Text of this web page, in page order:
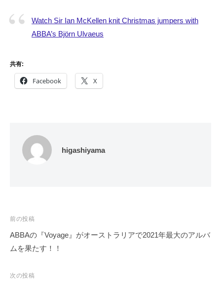
Watch Sir Ian McKellen knit Christmas jumpers with
ABBA’s Björn Ulvaeus
共有:
Facebook X
higashiyama
投
稿
ナ
ゲ
前の投稿
ABBAの『Voyage』がオーストラリアで2021年最大のアルバ
ムを果たす！！
次の投稿